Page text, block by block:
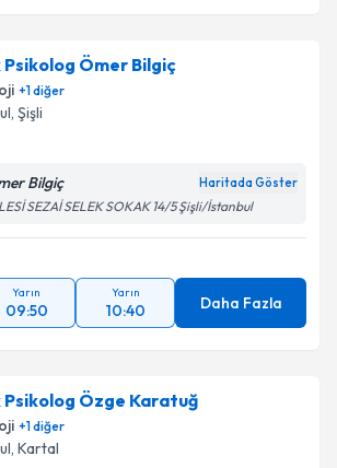
Psikolog Ömer Bilgiç
+1diğer
, Şişli
Bilgiç Haritada Göster
SEZAİ SELEK SOKAK 14/5 Şişli/İstanbul
Yarın
09:50
Yarın
10:40 Daha Fazla
Psikolog Özge Karatuğ
+1diğer
, Kartal